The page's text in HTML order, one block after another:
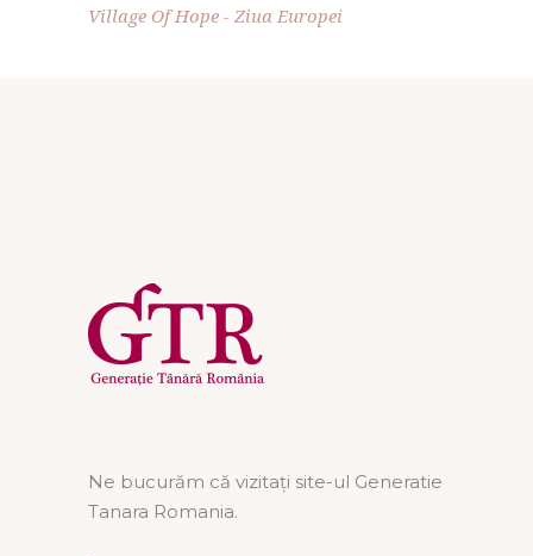
Village Of Hope
Ziua Europei
Ne bucurăm că vizitați site-ul Generatie
Tanara Romania.